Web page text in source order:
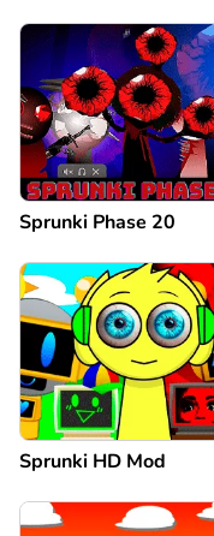
Sprunki Phase 20
Sprunki HD Mod